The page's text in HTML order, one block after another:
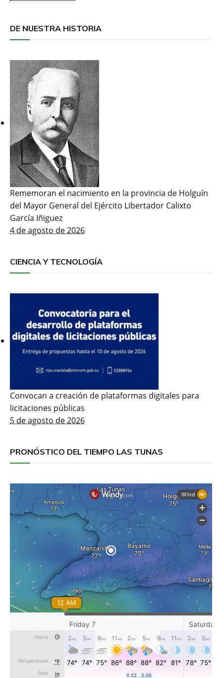
DE NUESTRA HISTORIA
Rememoran el nacimiento en la provincia de Holguín
del Mayor General del Ejército Libertador Calixto
García Iñiguez
4 de agosto de 2026
CIENCIA Y TECNOLOGÍA
Convocan a creación de plataformas digitales para
licitaciones públicas
5 de agosto de 2026
PRONÓSTICO DEL TIEMPO LAS TUNAS